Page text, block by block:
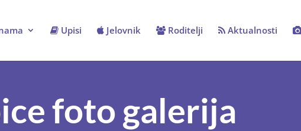
Upisi Jelovnik Roditelji Aktualnosti
foto galerija